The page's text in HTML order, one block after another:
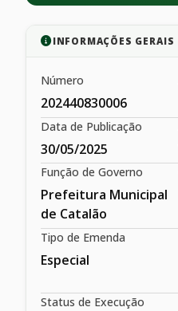
INFORMAÇÕES GERAIS
Número
202440830006
Data de Publicação
30/05/2025
Função de Governo
Prefeitura Municipal
de Catalão
Tipo de Emenda
Especial
Status de Execução